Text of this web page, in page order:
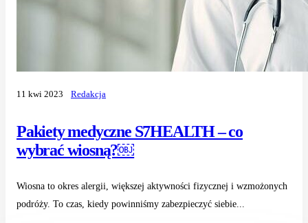
Pakiety medyczne S7HEALTH – co
wybrać wiosną?￼
11 kwi 2023 Redakcja
Wiosna to okres alergii, większej aktywności fizycznej i wzmożonych
podróży. To czas, kiedy powinniśmy zabezpieczyć siebie...